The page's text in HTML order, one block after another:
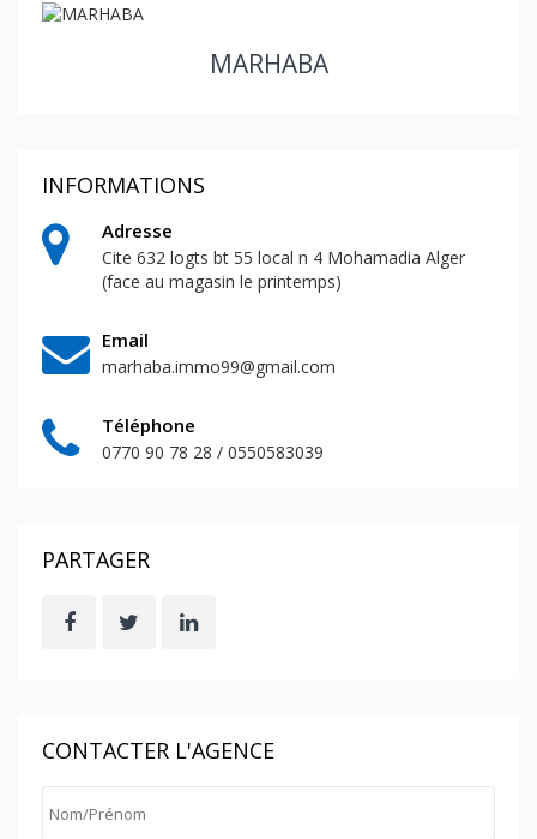
MARHABA
INFORMATIONS
Adresse
Cite 632 logts bt 55 local n 4 Mohamadia Alger
(face au magasin le printemps)
Email
marhaba.immo99@gmail.com
Téléphone
0770 90 78 28 / 0550583039
PARTAGER
CONTACTER L'AGENCE